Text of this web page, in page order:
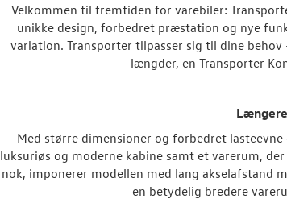
Velkommen til fremtiden for varebiler:
unikke design, forbedret præstation og nye
variation. Transporter tilpasser sig til dine
længder, en Transporter
Med større dimensioner og forbedret
luksuriøs og moderne kabine samt et varerum,
nok, imponerer modellen med lang akselafstand
en betydelig bredere